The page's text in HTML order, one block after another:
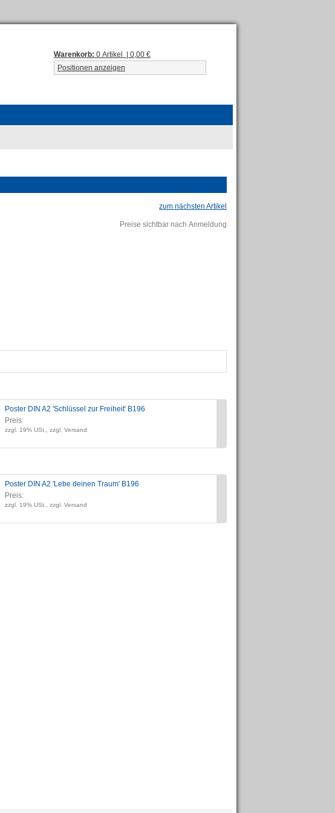
Warenkorb: 0 Artikel | 0,00 €
Positionen anzeigen
zum nächsten Artikel
Preise sichtbar nach Anmeldung
Poster DIN A2 'Schlüssel zur Freiheit' B196
Preis:
zzgl. 19% USt., zzgl. Versand
Poster DIN A2 'Lebe deinen Traum' B196
Preis:
zzgl. 19% USt., zzgl. Versand